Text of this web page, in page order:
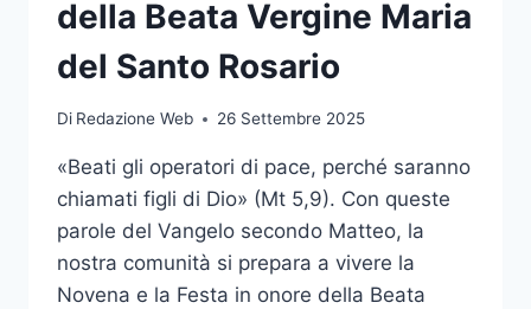
della Beata Vergine Maria
del Santo Rosario
Di Redazione Web 26 Settembre 2025
«Beati gli operatori di pace, perché saranno
chiamati figli di Dio» (Mt 5,9). Con queste
parole del Vangelo secondo Matteo, la
nostra comunità si prepara a vivere la
Novena e la Festa in onore della Beata